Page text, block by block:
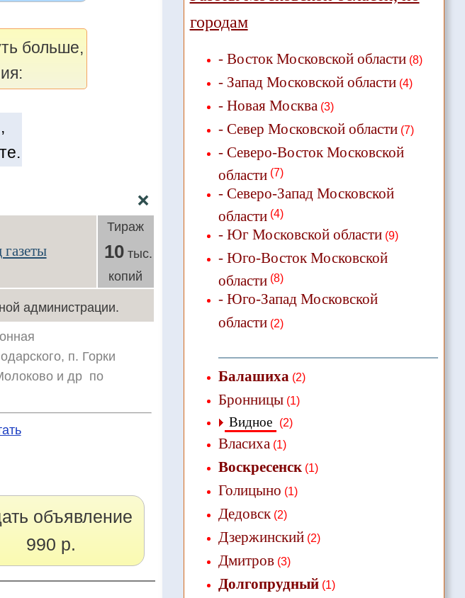
больше,
❌
газеты
Тираж
10тыс.
копий
администрации.
п. Горки
и др по
объявление
990 р.
городам
- Восток Московской области(8)
- Запад Московской области(4)
- Новая Москва(3)
- Север Московской области(7)
- Северо-Восток Московской
области(7)
- Северо-Запад Московской
области(4)
- Юг Московской области(9)
- Юго-Восток Московской
области(8)
- Юго-Запад Московской
области(2)
Балашиха(2)
Бронницы(1)
Видное (2)
Власиха(1)
Воскресенск(1)
Голицыно (1)
Дедовск(2)
Дзержинский(2)
Дмитров(3)
Долгопрудный(1)